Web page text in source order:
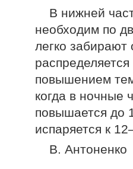
В нижней
необходим по
легко
повышением
когда в ночные
повышается до
испаряется к
В. Антоненко